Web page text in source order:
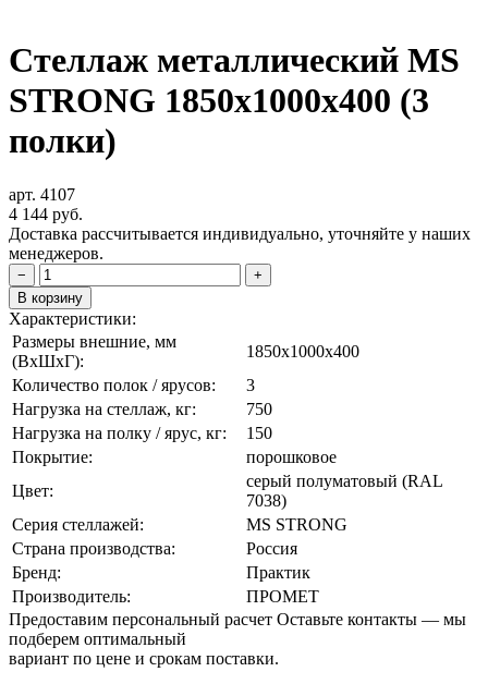
Стеллаж металлический MS
STRONG 1850x1000x400 (3
полки)
арт. 4107
4 144 руб.
Доставка рассчитывается индивидуально, уточняйте у наших
менеджеров.
−
+
В корзину
Характеристики:
Размеры внешние, мм
(ВxШxГ):
1850x1000x400
Количество полок / ярусов:
3
Нагрузка на стеллаж, кг:
750
Нагрузка на полку / ярус, кг:
150
Покрытие:
порошковое
Цвет:
cерый полуматовый (RAL
7038)
Серия стеллажей:
MS STRONG
Страна производства:
Россия
Бренд:
Практик
Производитель:
ПРОМЕТ
Предоставим персональный расчет Оставьте контакты — мы
подберем оптимальный
вариант по цене и срокам поставки.